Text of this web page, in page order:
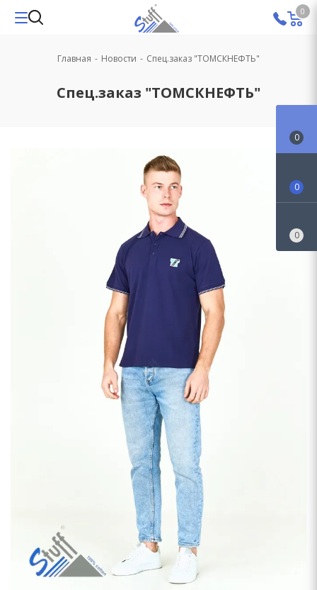
0
Спец.заказ "ТОМСКНЕФТЬ"
Главная - Новости - Спец.заказ "ТОМСКНЕФТЬ"
0
0
0